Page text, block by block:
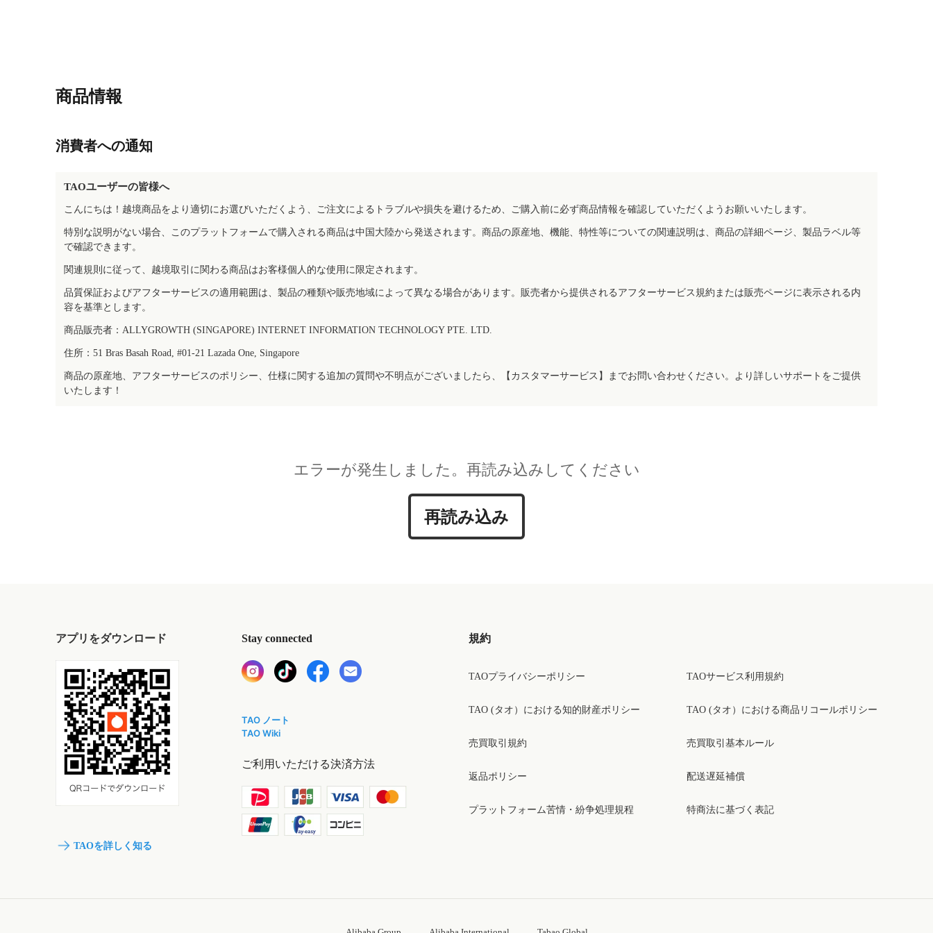
商品情報
消費者への通知
TAOユーザーの皆様へ
こんにちは！越境商品をより適切にお選びいただくよう、ご注文によるトラブルや損失を避けるため、ご購入前に必ず商品情報を確認していただくようお願いいたします。
特別な説明がない場合、このプラットフォームで購入される商品は中国大陸から発送されます。商品の原産地、機能、特性等についての関連説明は、商品の詳細ページ、製品ラベル等
で確認できます。
関連規則に従って、越境取引に関わる商品はお客様個人的な使用に限定されます。
品質保証およびアフターサービスの適用範囲は、製品の種類や販売地域によって異なる場合があります。販売者から提供されるアフターサービス規約または販売ページに表示される内
容を基準とします。
商品販売者：ALLYGROWTH (SINGAPORE) INTERNET INFORMATION TECHNOLOGY PTE. LTD.
住所：51 Bras Basah Road, #01-21 Lazada One, Singapore
商品の原産地、アフターサービスのポリシー、仕様に関する追加の質問や不明点がございましたら、【カスタマーサービス】までお問い合わせください。より詳しいサポートをご提供
いたします！
エラーが発生しました。再読み込みしてください
再読み込み
アプリをダウンロード
TAOを詳しく知る
Stay connected
TAO ノート
TAO Wiki
ご利用いただける決済方法
規約
TAOプライバシーポリシー
TAO (タオ）における知的財産ポリシー
売買取引規約
返品ポリシー
プラットフォーム苦情・紛争処理規程
TAOサービス利用規約
TAO (タオ）における商品リコールポリシー
売買取引基本ルール
配送遅延補償
特商法に基づく表記